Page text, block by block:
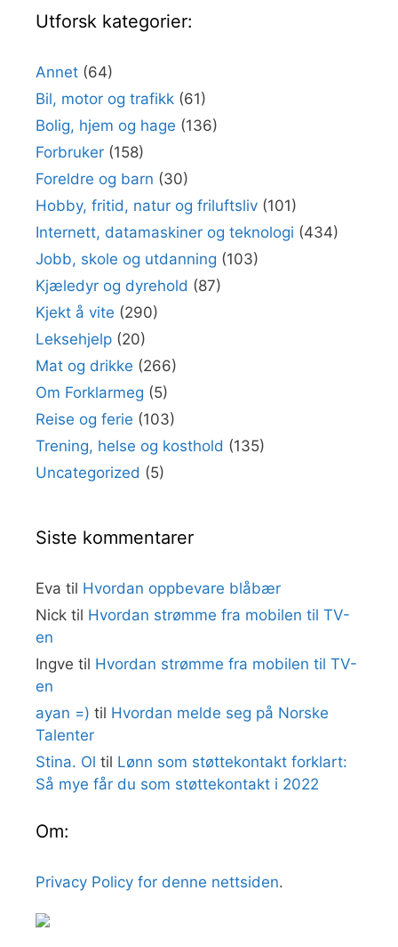
Utforsk kategorier:
Annet (64)
Bil, motor og trafikk (61)
Bolig, hjem og hage (136)
Forbruker (158)
Foreldre og barn (30)
Hobby, fritid, natur og friluftsliv (101)
Internett, datamaskiner og teknologi (434)
Jobb, skole og utdanning (103)
Kjæledyr og dyrehold (87)
Kjekt å vite (290)
Leksehjelp (20)
Mat og drikke (266)
Om Forklarmeg (5)
Reise og ferie (103)
Trening, helse og kosthold (135)
Uncategorized (5)
Siste kommentarer
Eva til Hvordan oppbevare blåbær
Nick til Hvordan strømme fra mobilen til TV-
en
Ingve til Hvordan strømme fra mobilen til TV-
en
ayan =) til Hvordan melde seg på Norske
Talenter
Stina. Ol til Lønn som støttekontakt forklart:
Så mye får du som støttekontakt i 2022
Om:
Privacy Policy for denne nettsiden.